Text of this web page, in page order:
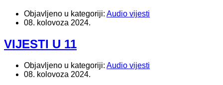
Objavljeno u kategoriji: Audio vijesti
08. kolovoza 2024.
VIJESTI U 11
Objavljeno u kategoriji: Audio vijesti
08. kolovoza 2024.